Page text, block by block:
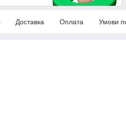
Доставка Оплата Умови